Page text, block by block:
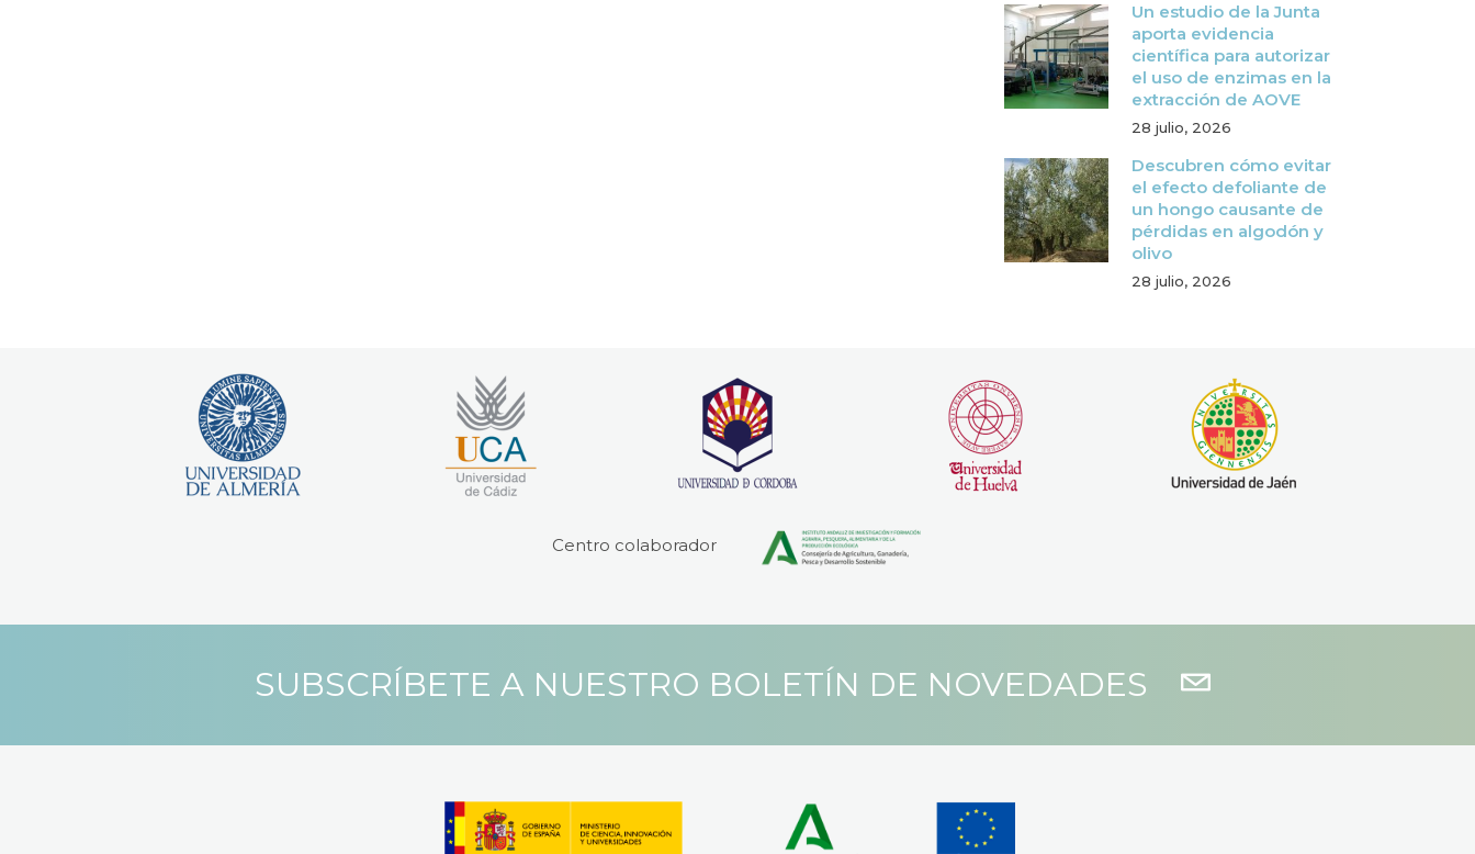
Un estudio de la Junta
aporta evidencia
científica para autorizar
el uso de enzimas en la
extracción de AOVE
28 julio, 2026
Descubren cómo evitar
el efecto defoliante de
un hongo causante de
pérdidas en algodón y
olivo
28 julio, 2026
Centro colaborador
SUBSCRÍBETE A NUESTRO BOLETÍN DE NOVEDADES